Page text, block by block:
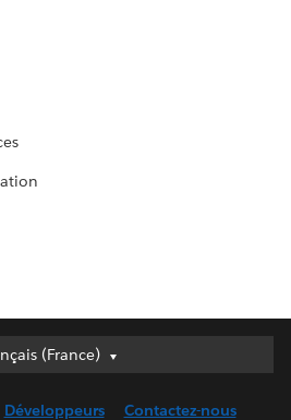
(France)
(France)
English (UK)
Développeurs Contactez-nous